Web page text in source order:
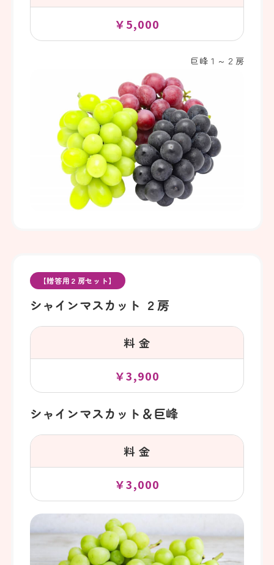
￥5,000
巨峰１～２房
【贈答用２房セット】
シャインマスカット ２房
料 金
￥3,900
シャインマスカット＆巨峰
料 金
￥3,000